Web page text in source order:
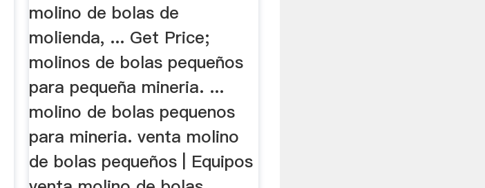
molino de bolas de
molienda, ... Get Price;
molinos de bolas pequeños
para pequeña mineria. ...
molino de bolas pequenos
para mineria. venta molino
de bolas pequeños | Equipos